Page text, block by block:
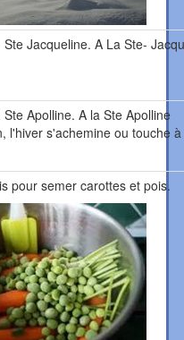
Jacqueline. A La Ste-
Apolline. A la Ste Apolline
l'hiver s'achemine ou touche
pour semer carottes et pois.